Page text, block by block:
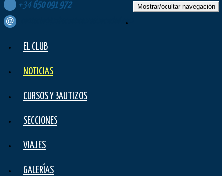
+34 650 091 972
contacto@subacuaticasrealsociedad.com
Mostrar/ocultar navegación
EL CLUB
NOTICIAS
CURSOS Y BAUTIZOS
SECCIONES
VIAJES
GALERÍAS